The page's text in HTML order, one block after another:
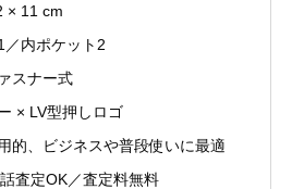
× 11 cm
／内ポケット2
スナー式
× LV型押しロゴ
的、ビジネスや普段使いに最適
査定OK／査定料無料